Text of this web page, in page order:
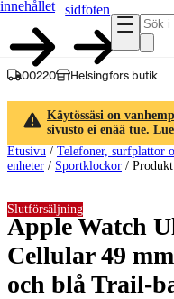
innehållet
sidfoten
00220 Helsingfors butik
Käytössäsi on
sivusto ei enää tue.
Etusivu / Telefoner, surfplattor
enheter / Sportklockor /
Apple Watch
Cellular 49
och blå Trail-
Slutförsäljning